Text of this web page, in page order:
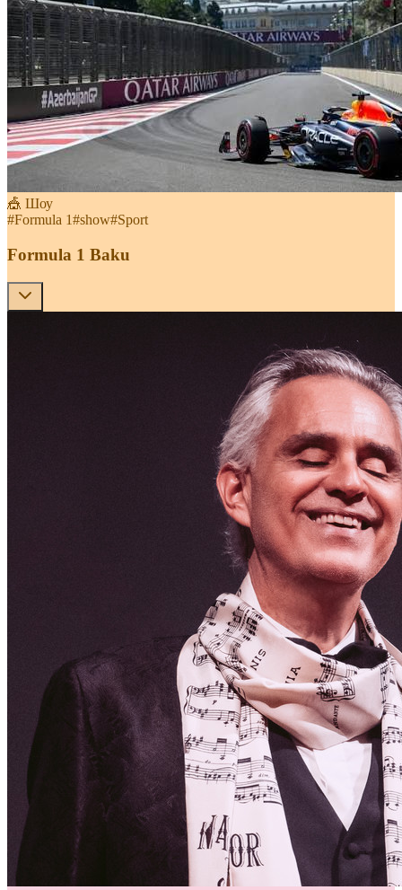
🎪 Шоу
#Formula 1#show#Sport
Formula 1 Baku